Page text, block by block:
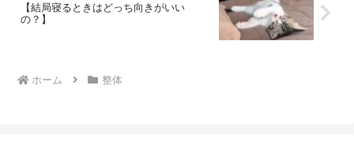
【結局寝るときはどっち向きがいい
の？】
ホーム 整体